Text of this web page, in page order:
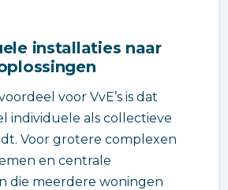
installaties naar
voor VvE’s is dat
individuele als collectieve
Voor grotere complexen
en centrale
die meerdere woningen